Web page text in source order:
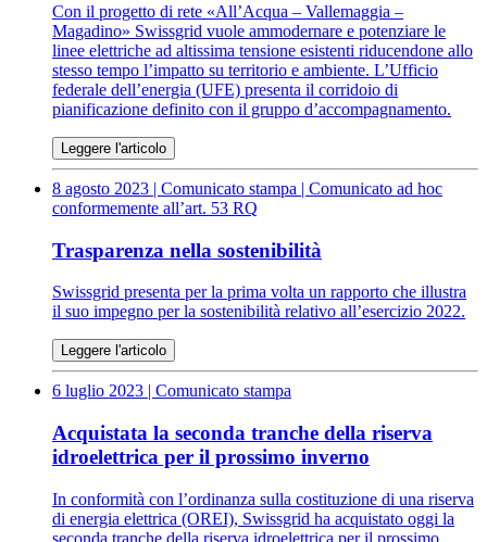
Con il progetto di rete «All’Acqua – Vallemaggia –
Magadino» Swissgrid vuole ammodernare e potenziare le
linee elettriche ad altissima tensione esistenti riducendone allo
stesso tempo l’impatto su territorio e ambiente. L’Ufficio
federale dell’energia (UFE) presenta il corridoio di
pianificazione definito con il gruppo d’accompagnamento.
Leggere l'articolo
8 agosto 2023 | Comunicato stampa | Comunicato ad hoc
conformemente all’art. 53 RQ
Trasparenza nella sostenibilità
Swissgrid presenta per la prima volta un rapporto che illustra
il suo impegno per la sostenibilità relativo all’esercizio 2022.
Leggere l'articolo
6 luglio 2023 | Comunicato stampa
Acquistata la seconda tranche della riserva
idroelettrica per il prossimo inverno
In conformità con l’ordinanza sulla costituzione di una riserva
di energia elettrica (OREI), Swissgrid ha acquistato oggi la
seconda tranche della riserva idroelettrica per il prossimo